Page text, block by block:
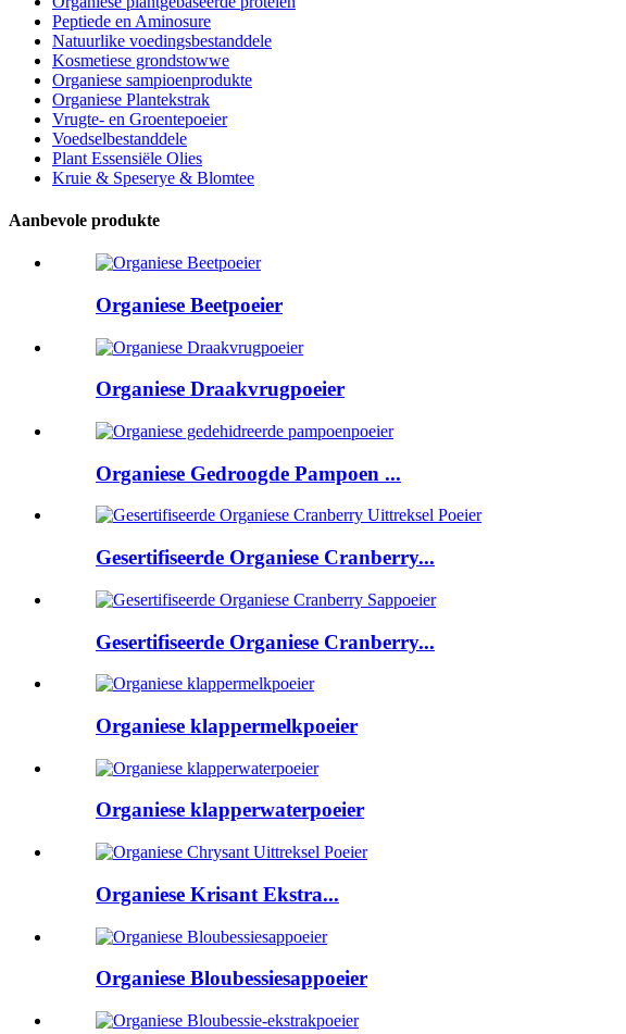
Peptiede en Aminosure
Natuurlike voedingsbestanddele
Kosmetiese grondstowwe
Organiese sampioenprodukte
Organiese Plantekstrak
Vrugte- en Groentepoeier
Voedselbestanddele
Plant Essensiële Olies
Kruie & Speserye & Blomtee
Aanbevole produkte
Organiese Beetpoeier
Organiese Draakvrugpoeier
Organiese Gedroogde Pampoen ...
Gesertifiseerde Organiese Cranberry...
Gesertifiseerde Organiese Cranberry...
Organiese klappermelkpoeier
Organiese klapperwaterpoeier
Organiese Krisant Ekstra...
Organiese Bloubessiesappoeier